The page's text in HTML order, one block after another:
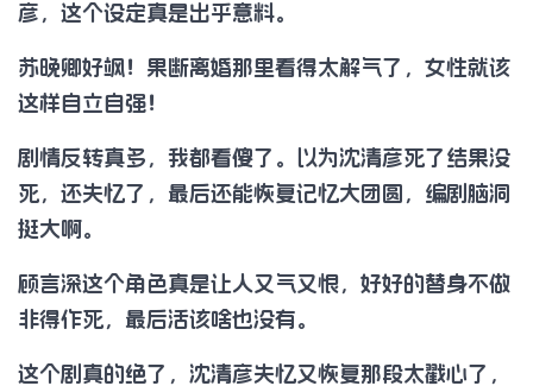
彦，这个设定真是出乎意料。
苏晚卿好飒！果断离婚那里看得太解气了，女性就该
这样自立自强！
剧情反转真多，我都看傻了。以为沈清彦死了结果没
死，还失忆了，最后还能恢复记忆大团圆，编剧脑洞
挺大啊。
顾言深这个角色真是让人又气又恨，好好的替身不做
非得作死，最后活该啥也没有。
这个剧真的绝了，沈清彦失忆又恢复那段太戳心了，